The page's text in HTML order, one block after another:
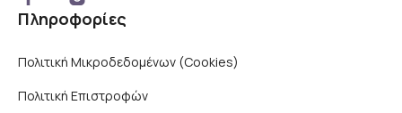
Πληροφορίες
Πολιτική Μικροδεδομένων (Cookies)
Πολιτική Επιστροφών